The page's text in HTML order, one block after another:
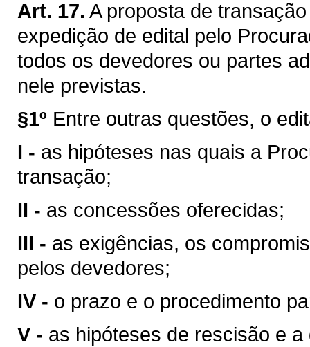
Art. 17. A proposta de
expedição de edital pelo
todos os devedores ou partes
nele previstas.
§1º Entre outras questões, o
I - as hipóteses nas quais a
transação;
II - as concessões oferecidas;
III - as exigências, os
pelos devedores;
IV - o prazo e o procedimento
V - as hipóteses de rescisão e